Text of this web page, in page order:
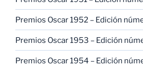
Premios Oscar 1952 – Edición
Premios Oscar 1953 – Edición
Premios Oscar 1954 – Edición